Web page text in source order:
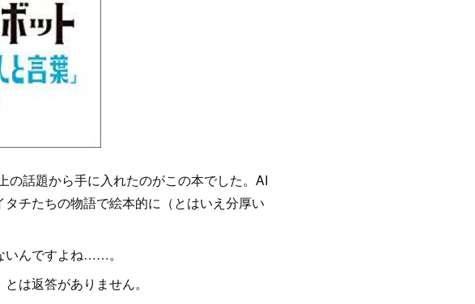
話題から手に入れたのがこの本でした。AI
チたちの物語で絵本的に（とはいえ分厚い
いんですよね……。
は返答がありません。